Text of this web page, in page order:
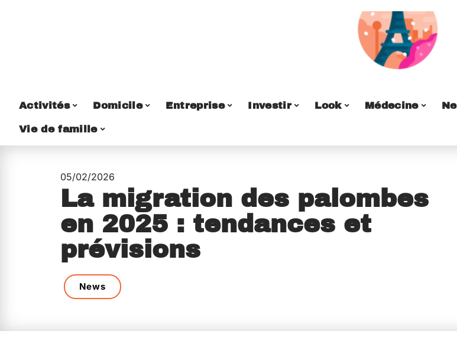
Activités Domicile Entreprise Investir Look Médecine
Vie de famille
05/02/2026
La migration des palombes
en 2025 : tendances et
prévisions
News